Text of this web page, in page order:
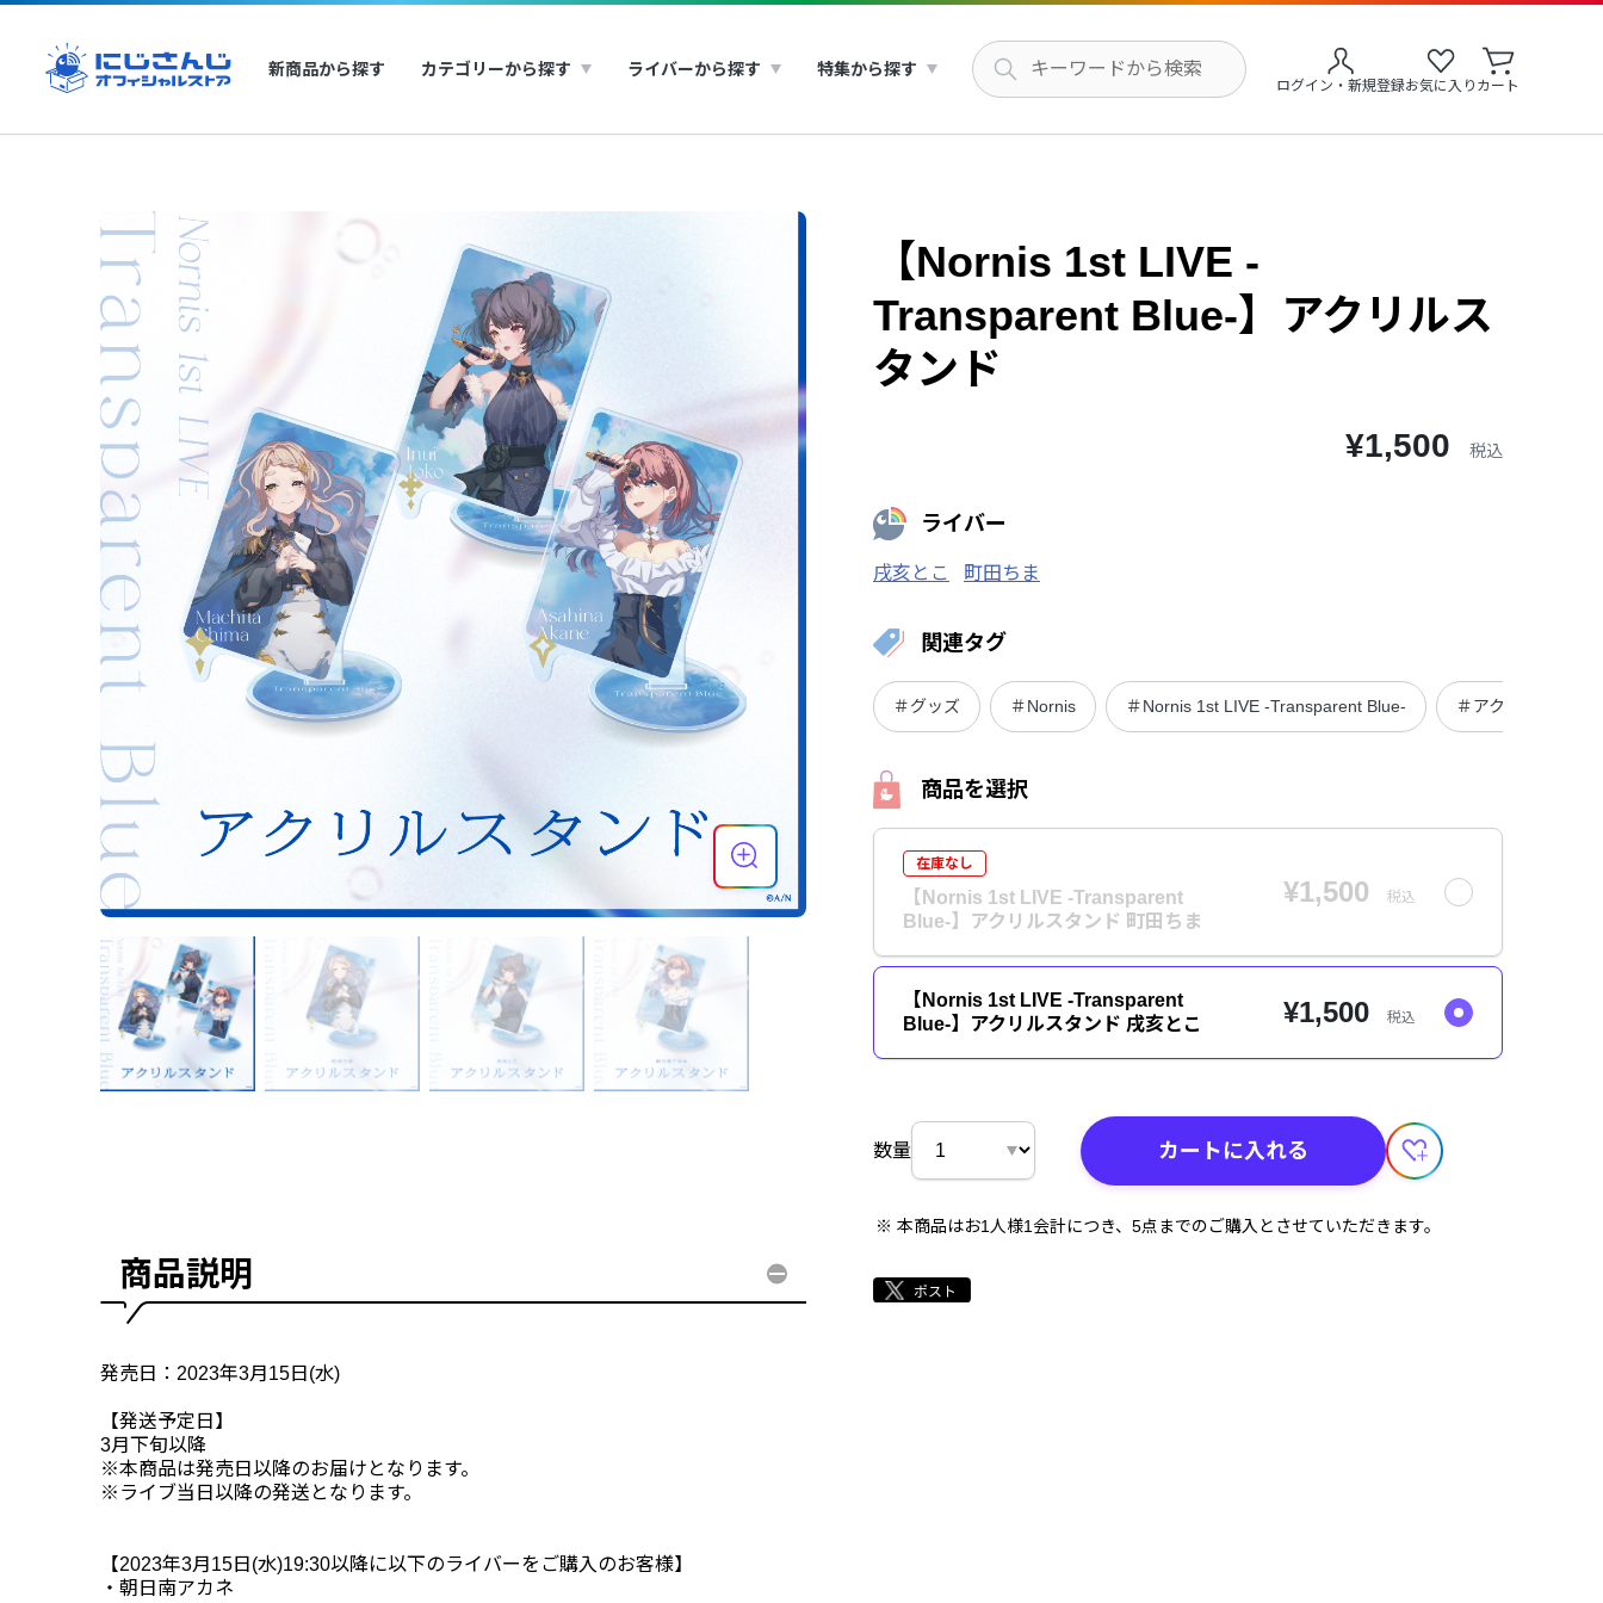
新商品から探す カテゴリーから探す ライバーから探す 特集から探す
ログイン・新規登録お気に入り カート
【Nornis 1st LIVE -
Transparent Blue-】アクリルス
タンド
¥1,500 税込
ライバー
戌亥とこ 町田ちま
関連タグ
＃グッズ ＃Nornis ＃Nornis 1st LIVE -Transparent Blue- ＃アクリルグッズ
商品を選択
在庫なし
【Nornis 1st LIVE -Transparent
Blue-】アクリルスタンド 町田ちま
¥1,500 税込
【Nornis 1st LIVE -Transparent
Blue-】アクリルスタンド 戌亥とこ
¥1,500 税込
数量 カートに入れる
本商品はお1人様1会計につき、5点までのご購入とさせていただきます。
商品説明
発売日：2023年3月15日(水)
【発送予定日】
3月下旬以降
※本商品は発売日以降のお届けとなります。
※ライブ当日以降の発送となります。
【2023年3月15日(水)19:30以降に以下のライバーをご購入のお客様】
・朝日南アカネ